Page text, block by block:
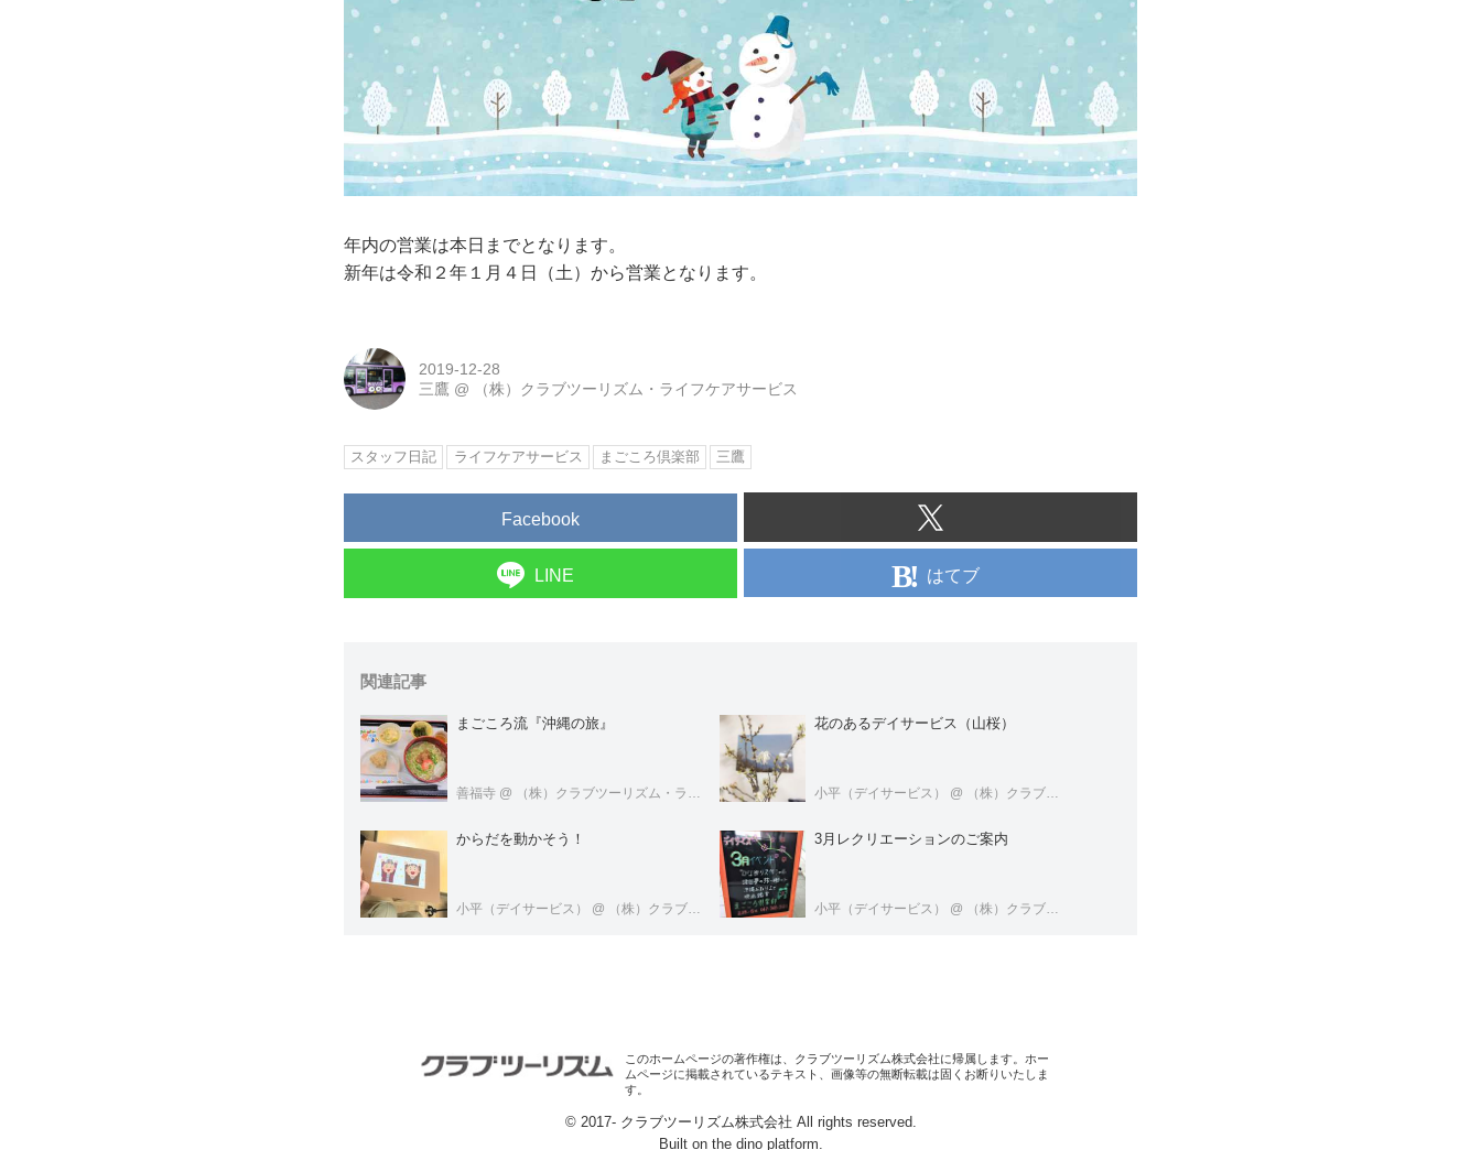
年内の営業は本日までとなります。
新年は令和２年１月４日（土）から営業となります。
2019-12-28
三鷹 @ （株）クラブツーリズム・ライフケアサービス
スタッフ日記 ライフケアサービス まごころ倶楽部 三鷹
Facebook
LINE はてブ
関連記事
まごころ流『沖縄の旅』
善福寺 @ （株）クラブツーリズム・ライフケアサービス
花のあるデイサービス（山桜）
小平（デイサービス） @ （株）クラブツーリズム・ライフケアサービス
からだを動かそう！
小平（デイサービス） @ （株）クラブツーリズム・ライフケアサービス
3月レクリエーションのご案内
小平（デイサービス） @ （株）クラブツーリズム・ライフケアサービス
このホームページの著作権は、クラブツーリズム株式会社に帰属します。ホー
ムページに掲載されているテキスト、画像等の無断転載は固くお断りいたしま
す。
© 2017- クラブツーリズム株式会社 All rights reserved.
Built on the dino platform.